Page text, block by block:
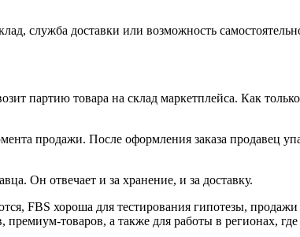
служба доставки или возможность
партию товара на склад маркетплейса. Как
продажи. После оформления заказа продавец
Он отвечает и за хранение, и за доставку.
FBS хороша для тестирования гипотезы, продажи
товаров, а также для работы в регионах,